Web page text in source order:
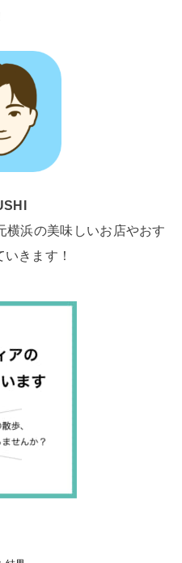
横浜の美味しいお店やおす
きます！